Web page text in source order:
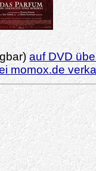
auf DVD
momox.de